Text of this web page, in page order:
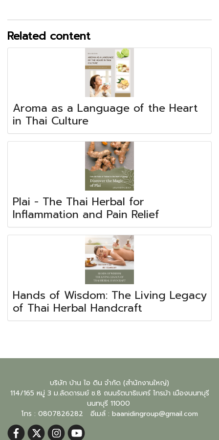
Related content
Aroma as a Language of the Heart
in Thai Culture
Plai - The Thai Herbal for
Inflammation and Pain Relief
Hands of Wisdom: The Living Legacy
of Thai Herbal Handcraft
บริษัท บ้าน ไอ ดิน จำกัด (สำนักงานใหญ่)
114/165 หมู่ 3 ม.ลัดดารมย์ ซ.8 ถนนรัตนาธิเบศร์ ไทรม้า เมืองนนทบุรี
นนทบุรี 11000
โทร : 0807826282 อีเมล์ : baanidingroup@gmail.com